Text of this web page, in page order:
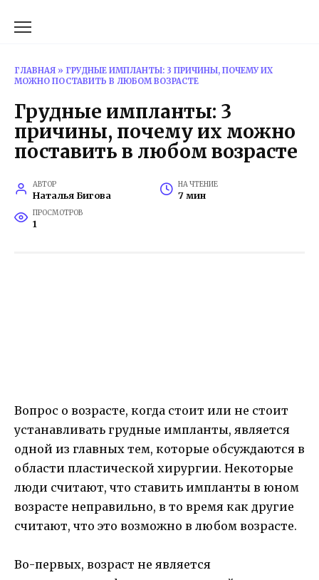
ГЛАВНАЯ » ГРУДНЫЕ ИМПЛАНТЫ: 3 ПРИЧИНЫ, ПОЧЕМУ ИХ
МОЖНО ПОСТАВИТЬ В ЛЮБОМ ВОЗРАСТЕ
Грудные импланты: 3
причины, почему их можно
поставить в любом возрасте
АВТОР
Наталья Бигова
НА ЧТЕНИЕ
7 мин
ПРОСМОТРОВ
1
Вопрос о возрасте, когда стоит или не стоит
устанавливать грудные импланты, является
одной из главных тем, которые обсуждаются в
области пластической хирургии. Некоторые
люди считают, что ставить импланты в юном
возрасте неправильно, в то время как другие
считают, что это возможно в любом возрасте.
Во-первых, возраст не является